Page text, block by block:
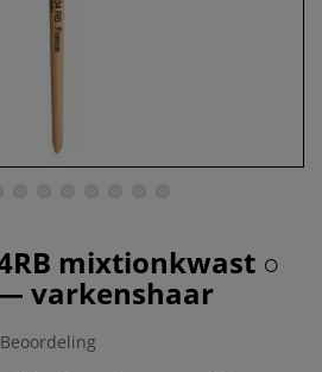
mixtionkwast ○
varkenshaar